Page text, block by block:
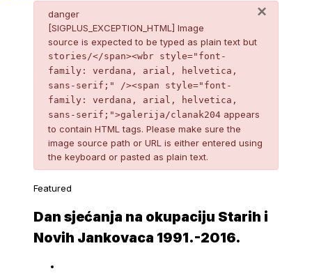
×
danger
[SIGPLUS_EXCEPTION_HTML] Image
source is expected to be typed as plain text but
stories/</span><wbr style="font-
family: verdana, arial, helvetica,
sans-serif;" /><span style="font-
family: verdana, arial, helvetica,
sans-serif;">galerija/clanak204 appears
to contain HTML tags. Please make sure the
image source path or URL is either entered using
the keyboard or pasted as plain text.
Featured
Dan sjećanja na okupaciju Starih i
Novih Jankovaca 1991.-2016.